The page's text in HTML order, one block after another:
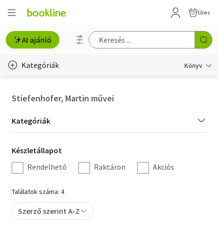
Üres
AI ajánló
Kategóriák Könyv
Hobbi, szabadidő
Irodalom
Művészet
Szakkönyv
Stiefenhofer, Martin művei
Kategória
szűrés
Kategóriák
Készletállapot
szűrés
Készletállapot
Rendelhető
Raktáron Akciós
Találatok száma: 4
Szerző szerint A-Z